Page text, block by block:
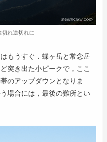
切れ途切れに
もうすぐ．蝶ヶ岳と常念岳
突き出た小ピークで，ここ
のアップダウンとなりま
場合には，最後の難所とい